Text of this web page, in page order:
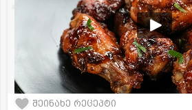
შეინახე რეცეპტი